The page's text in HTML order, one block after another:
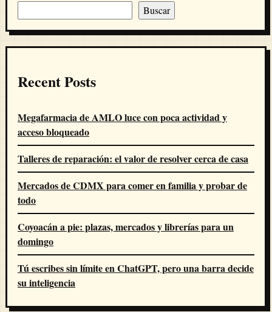
Buscar
Recent Posts
Megafarmacia de AMLO luce con poca actividad y
acceso bloqueado
Talleres de reparación: el valor de resolver cerca de casa
Mercados de CDMX para comer en familia y probar de
todo
Coyoacán a pie: plazas, mercados y librerías para un
domingo
Tú escribes sin límite en ChatGPT, pero una barra decide
su inteligencia